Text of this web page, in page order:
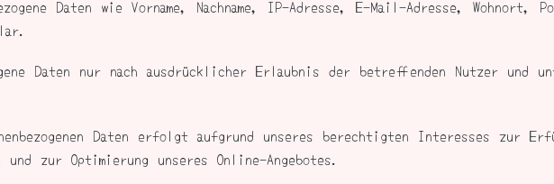
Daten wie Vorname, Nachname, IP-Adresse, E-Mail-Adresse, Wohnort,
Daten nur nach ausdrücklicher Erlaubnis der betreffenden Nutzer und
Daten erfolgt aufgrund unseres berechtigten Interesses zur
zur Optimierung unseres Online-Angebotes.